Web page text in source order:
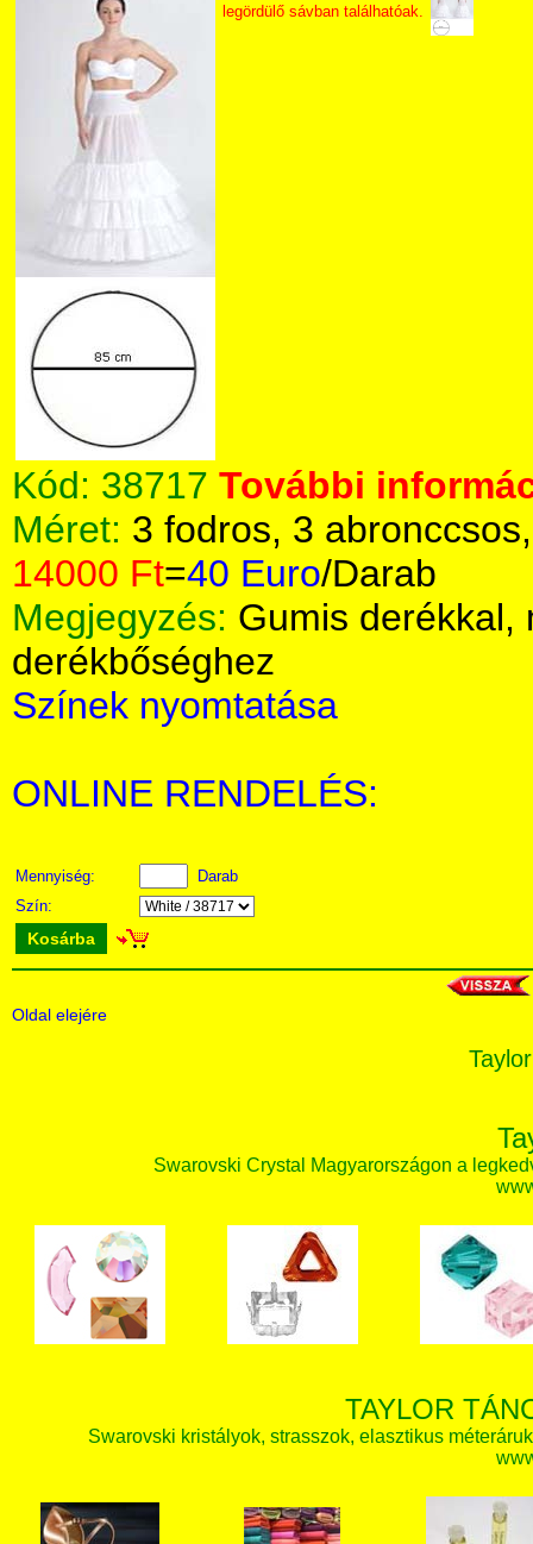
legördülő sávban találhatóak.
Kód: 38717 További
Méret: 3 fodros, 3
14000 Ft=40 Euro/Darab
Megjegyzés: Gumis derékkal,
derékbőséghez
Színek nyomtatása
ONLINE RENDELÉS:
Mennyiség:
Darab
Szín:
Kosárba
Oldal elejére
Swarovski Crystal Magyarországon a
TAYLOR
Swarovski kristályok, strasszok, elasztikus